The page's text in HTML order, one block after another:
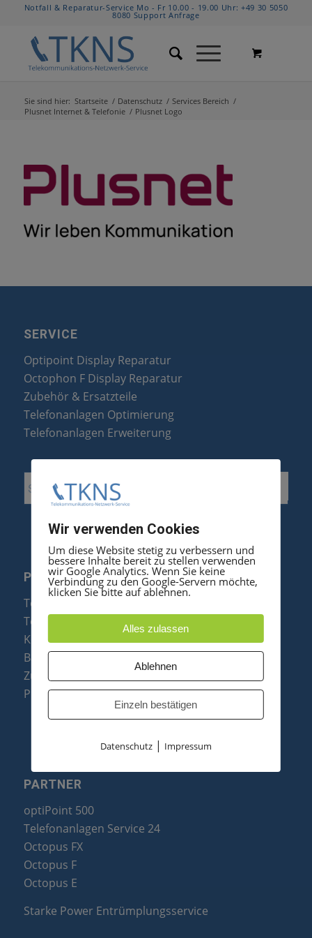
Notfall & Reparatur-Service Mo - Fr 10.00 - 19.00 Uhr:+49 30 5050
8080 Support Anfrage
Sie sind hier: Startseite / Datenschutz / Services Bereich /
Plusnet Internet & Telefonie / Plusnet Logo
SERVICE
Optipoint Display Reparatur
Octophon F Display Reparatur
Zubehör & Ersatzteile
Telefonanlagen Optimierung
Telefonanlagen Erweiterung
PRODUKTE
Telefonanlagen
Telefone
Konftel Konferenztelefone
Baugruppen
Zubehör & Ersatzteile
Produktzusammenfassung
PARTNER
optiPoint 500
Telefonanlagen Service 24
Octopus FX
Octopus F
Octopus E
Starke Power Entrümplungsservice
Wir verwenden Cookies
Um diese Website stetig zu verbessern und
bessere Inhalte bereit zu stellen verwenden
wir Google Analytics. Wenn Sie keine
Verbindung zu den Google-Servern möchte,
klicken Sie bitte auf ablehnen.
Alles zulassen
Ablehnen
Einzeln bestätigen
Datenschutz| Impressum